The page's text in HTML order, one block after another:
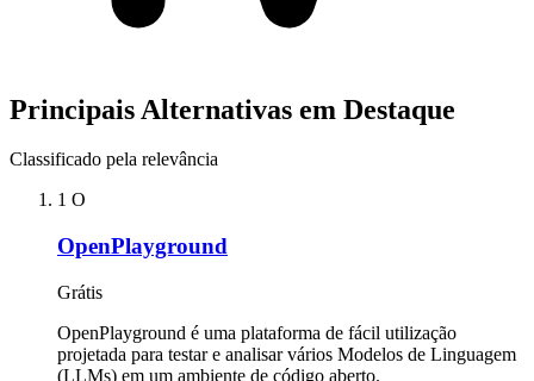
Principais Alternativas em Destaque
Classificado pela relevância
1 O
OpenPlayground
Grátis
OpenPlayground é uma plataforma de fácil utilização
projetada para testar e analisar vários Modelos de Linguagem
(LLMs) em um ambiente de código aberto.